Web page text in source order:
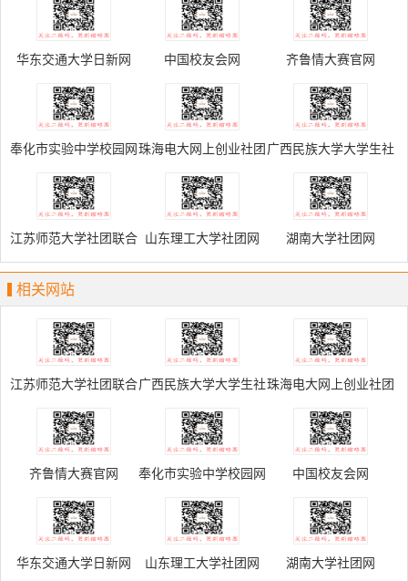
华东交通大学日新网 中国校友会网 齐鲁情大赛官网
奉化市实验中学校园网 珠海电大网上创业社团
网
广西民族大学大学生社
团联合会
江苏师范大学社团联合
会
山东理工大学社团网 湖南大学社团网
相关网站
江苏师范大学社团联合
会
广西民族大学大学生社
团联合会
珠海电大网上创业社团
网
齐鲁情大赛官网 奉化市实验中学校园网 中国校友会网
华东交通大学日新网 山东理工大学社团网 湖南大学社团网